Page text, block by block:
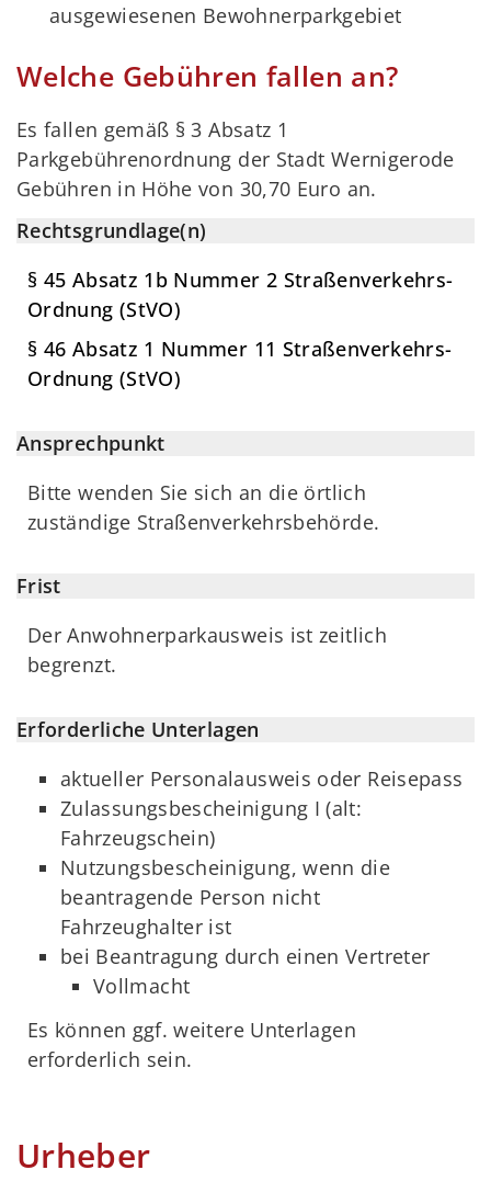
ausgewiesenen Bewohnerparkgebiet
Welche Gebühren fallen an?
Es fallen gemäß § 3 Absatz 1
Parkgebührenordnung der Stadt Wernigerode
Gebühren in Höhe von 30,70 Euro an.
Rechtsgrundlage(n)
§ 45 Absatz 1b Nummer 2 Straßenverkehrs-
Ordnung (StVO)
§ 46 Absatz 1 Nummer 11 Straßenverkehrs-
Ordnung (StVO)
Ansprechpunkt
Bitte wenden Sie sich an die örtlich
zuständige Straßenverkehrsbehörde.
Frist
Der Anwohnerparkausweis ist zeitlich
begrenzt.
Erforderliche Unterlagen
aktueller Personalausweis oder Reisepass
Zulassungsbescheinigung I (alt:
Fahrzeugschein)
Nutzungsbescheinigung, wenn die
beantragende Person nicht
Fahrzeughalter ist
bei Beantragung durch einen Vertreter
Vollmacht
Es können ggf. weitere Unterlagen
erforderlich sein.
Urheber